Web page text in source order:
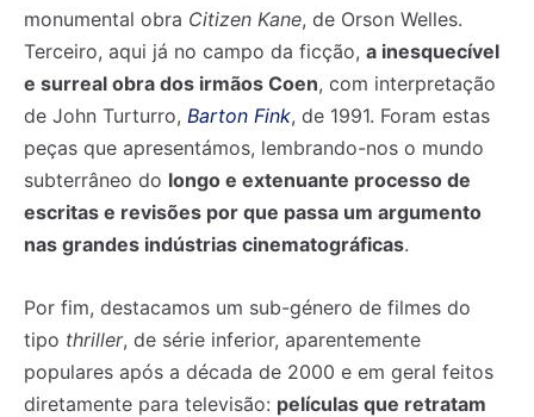
monumental obra Citizen Kane, de Orson Welles.
Terceiro, aqui já no campo da ficção, a inesquecível
e surreal obra dos irmãos Coen, com interpretação
de John Turturro, Barton Fink, de 1991. Foram estas
peças que apresentámos, lembrando-nos o mundo
subterrâneo do longo e extenuante processo de
escritas e revisões por que passa um argumento
nas grandes indústrias cinematográficas.
Por fim, destacamos um sub-género de filmes do
tipo thriller, de série inferior, aparentemente
populares após a década de 2000 e em geral feitos
diretamente para televisão: películas que retratam